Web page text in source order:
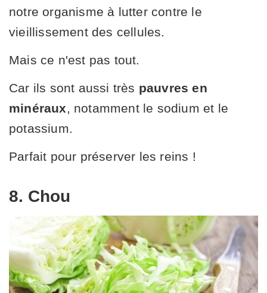
notre organisme à lutter contre le
vieillissement des cellules.
Mais ce n'est pas tout.
Car ils sont aussi très pauvres en
minéraux, notamment le sodium et le
potassium.
Parfait pour préserver les reins !
8. Chou